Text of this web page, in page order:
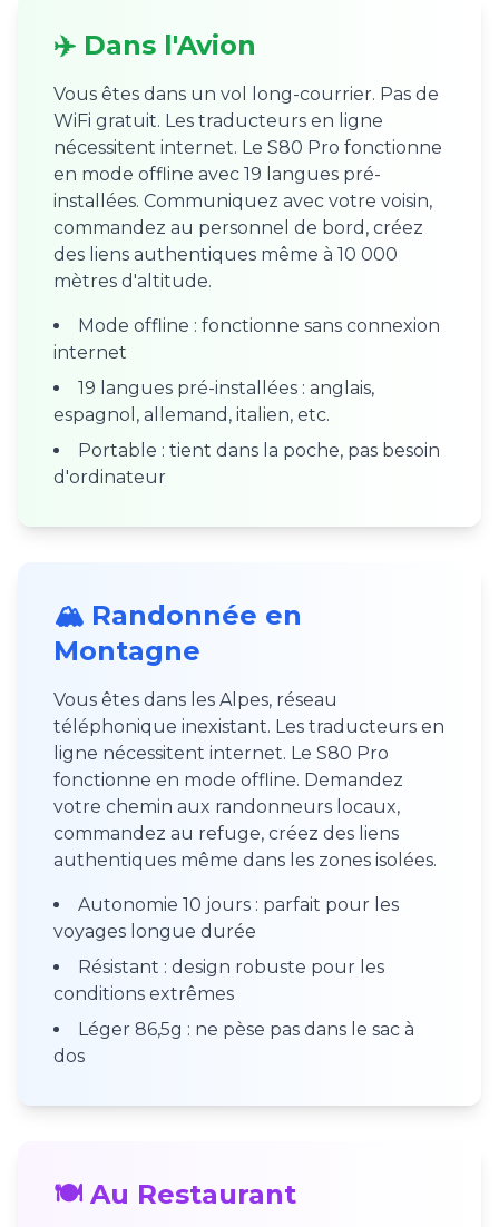
✈️ Dans l'Avion
Vous êtes dans un vol long-courrier. Pas de
WiFi gratuit. Les traducteurs en ligne
nécessitent internet. Le S80 Pro fonctionne
en mode offline avec 19 langues pré-
installées. Communiquez avec votre voisin,
commandez au personnel de bord, créez
des liens authentiques même à 10 000
mètres d'altitude.
Mode offline : fonctionne sans connexion
internet
19 langues pré-installées : anglais,
espagnol, allemand, italien, etc.
Portable : tient dans la poche, pas besoin
d'ordinateur
🏔️ Randonnée en
Montagne
Vous êtes dans les Alpes, réseau
téléphonique inexistant. Les traducteurs en
ligne nécessitent internet. Le S80 Pro
fonctionne en mode offline. Demandez
votre chemin aux randonneurs locaux,
commandez au refuge, créez des liens
authentiques même dans les zones isolées.
Autonomie 10 jours : parfait pour les
voyages longue durée
Résistant : design robuste pour les
conditions extrêmes
Léger 86,5g : ne pèse pas dans le sac à
dos
🍽️ Au Restaurant